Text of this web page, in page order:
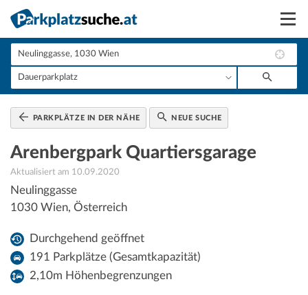
Suchen
Vermieten
Anmelden
PARKPLÄTZE IN DER NÄHE NEUE SUCHE
Arenbergpark Quartiersgarage
Aktualisiert am 10.09.2020
Neulinggasse
1030 Wien, Österreich
Durchgehend geöffnet
191 Parkplätze (Gesamtkapazität)
2,10m Höhenbegrenzungen